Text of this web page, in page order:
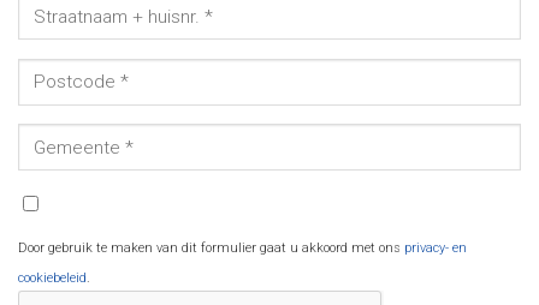
Door gebruik te maken van dit formulier gaat u akkoord met ons privacy- en
cookiebeleid.